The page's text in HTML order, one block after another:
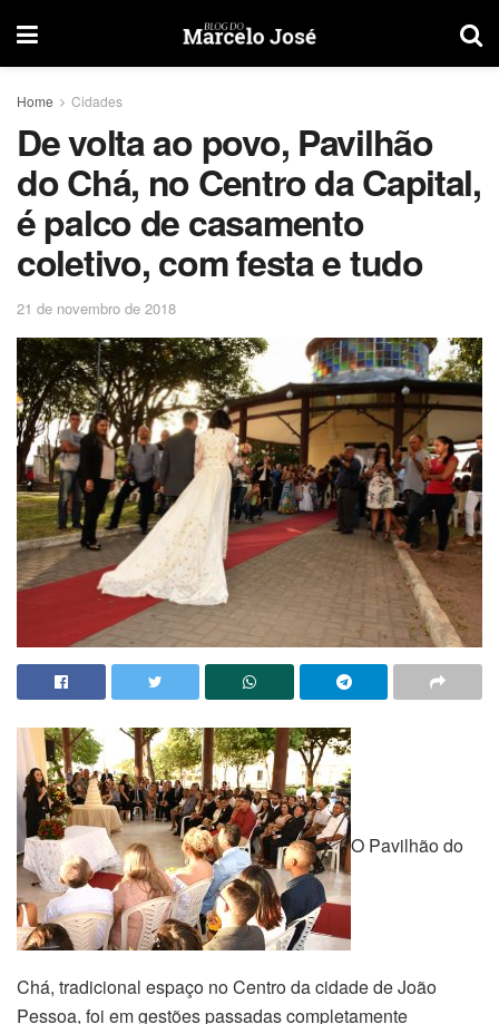
Home Cidades
De volta ao povo, Pavilhão
do Chá, no Centro da Capital,
é palco de casamento
coletivo, com festa e tudo
21 de novembro de 2018
O Pavilhão do
Chá, tradicional espaço no Centro da cidade de João
Pessoa, foi em gestões passadas completamente